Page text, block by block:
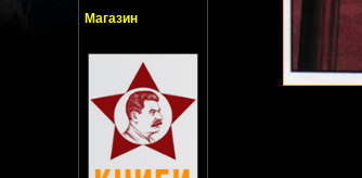
Магазин